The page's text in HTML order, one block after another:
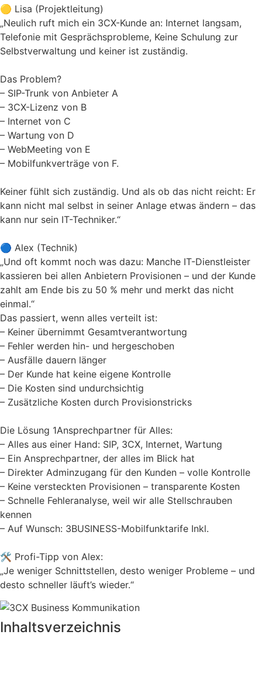
🟡 Lisa (Projektleitung)
„Neulich ruft mich ein 3CX-Kunde an: Internet langsam,
Telefonie mit Gesprächsprobleme, Keine Schulung zur
Selbstverwaltung und keiner ist zuständig.
Das Problem?
– SIP-Trunk von Anbieter A
– 3CX-Lizenz von B
– Internet von C
– Wartung von D
– WebMeeting von E
– Mobilfunkverträge von F.
Keiner fühlt sich zuständig. Und als ob das nicht reicht: Er
kann nicht mal selbst in seiner Anlage etwas ändern – das
kann nur sein IT-Techniker.“
🔵 Alex (Technik)
„Und oft kommt noch was dazu: Manche IT-Dienstleister
kassieren bei allen Anbietern Provisionen – und der Kunde
zahlt am Ende bis zu 50 % mehr und merkt das nicht
einmal.“
Das passiert, wenn alles verteilt ist:
– Keiner übernimmt Gesamtverantwortung
– Fehler werden hin- und hergeschoben
– Ausfälle dauern länger
– Der Kunde hat keine eigene Kontrolle
– Die Kosten sind undurchsichtig
– Zusätzliche Kosten durch Provisionstricks
Die Lösung 1Ansprechpartner für Alles:
– Alles aus einer Hand: SIP, 3CX, Internet, Wartung
– Ein Ansprechpartner, der alles im Blick hat
– Direkter Adminzugang für den Kunden – volle Kontrolle
– Keine versteckten Provisionen – transparente Kosten
– Schnelle Fehleranalyse, weil wir alle Stellschrauben
kennen
– Auf Wunsch: 3BUSINESS-Mobilfunktarife Inkl.
🛠 Profi-Tipp von Alex:
„Je weniger Schnittstellen, desto weniger Probleme – und
desto schneller läuft’s wieder.“
Inhaltsverzeichnis